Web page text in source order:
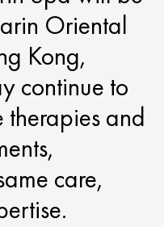
Oriental
Kong,
continue to
therapies and
care,